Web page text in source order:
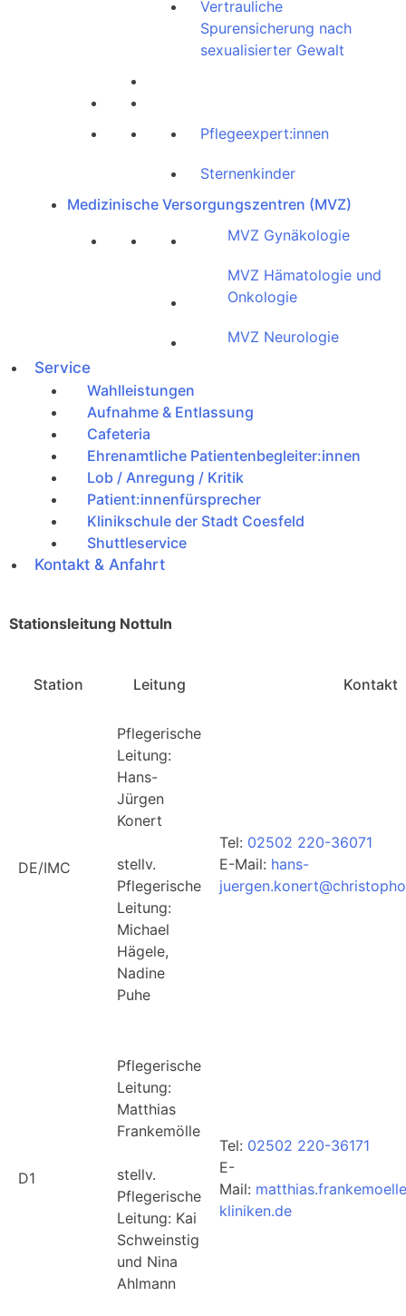
Vertrauliche
Spurensicherung nach
sexualisierter Gewalt
Pflegeexpert:innen
Sternenkinder
Medizinische Versorgungszentren (MVZ)
MVZ Gynäkologie
MVZ Hämatologie und
Onkologie
MVZ Neurologie
Service
Wahlleistungen
Aufnahme & Entlassung
Cafeteria
Ehrenamtliche Patientenbegleiter:innen
Lob / Anregung / Kritik
Patient:innenfürsprecher
Klinikschule der Stadt Coesfeld
Shuttleservice
Kontakt & Anfahrt
Stationsleitung Nottuln
Station Leitung Kontakt
DE/IMC
Pflegerische
Leitung:
Hans-
Jürgen
Konert
stellv.
Pflegerische
Leitung:
Michael
Hägele,
Nadine
Puhe
Tel: 02502 220-36071
E-Mail: hans-
D1
Pflegerische
Leitung:
Matthias
Frankemölle
stellv.
Pflegerische
Leitung: Kai
Schweinstig
und Nina
Ahlmann
Tel: 02502 220-36171
E-
Mail:
kliniken.de